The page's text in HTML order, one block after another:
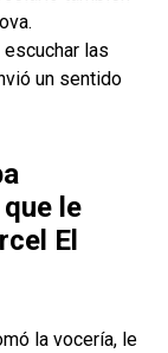
las
un sentido
le
El
la vocería, le